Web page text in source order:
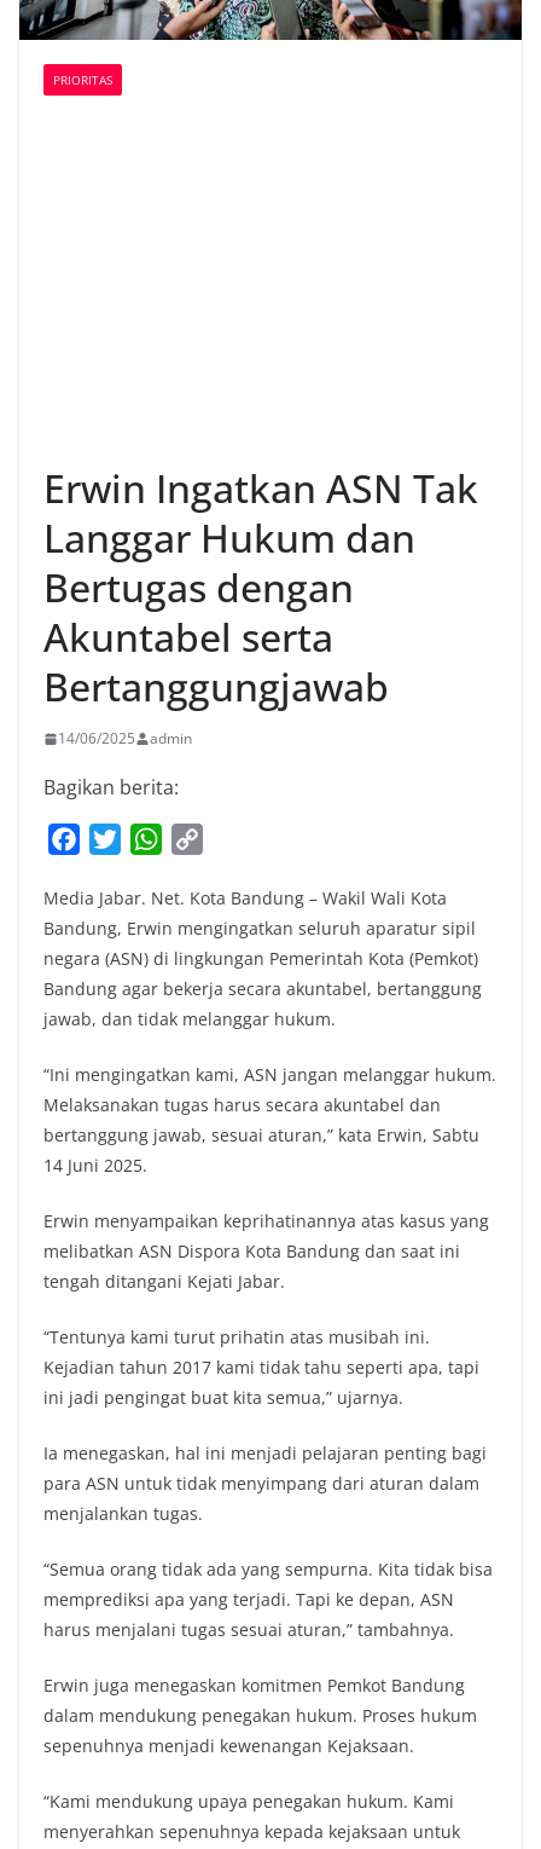
PRIORITAS
Erwin Ingatkan ASN Tak
Langgar Hukum dan
Bertugas dengan
Akuntabel serta
Bertanggungjawab
14/06/2025 admin
Bagikan berita:
c
e
b
o
o
i
t
e
r
W
a
t
s
A
p
p
y
L
i
n
Media Jabar. Net. Kota Bandung – Wakil Wali Kota
Bandung, Erwin mengingatkan seluruh aparatur sipil
negara (ASN) di lingkungan Pemerintah Kota (Pemkot)
Bandung agar bekerja secara akuntabel, bertanggung
jawab, dan tidak melanggar hukum.
“Ini mengingatkan kami, ASN jangan melanggar hukum.
Melaksanakan tugas harus secara akuntabel dan
bertanggung jawab, sesuai aturan,” kata Erwin, Sabtu
14 Juni 2025.
Erwin menyampaikan keprihatinannya atas kasus yang
melibatkan ASN Dispora Kota Bandung dan saat ini
tengah ditangani Kejati Jabar.
“Tentunya kami turut prihatin atas musibah ini.
Kejadian tahun 2017 kami tidak tahu seperti apa, tapi
ini jadi pengingat buat kita semua,” ujarnya.
Ia menegaskan, hal ini menjadi pelajaran penting bagi
para ASN untuk tidak menyimpang dari aturan dalam
menjalankan tugas.
“Semua orang tidak ada yang sempurna. Kita tidak bisa
memprediksi apa yang terjadi. Tapi ke depan, ASN
harus menjalani tugas sesuai aturan,” tambahnya.
Erwin juga menegaskan komitmen Pemkot Bandung
dalam mendukung penegakan hukum. Proses hukum
sepenuhnya menjadi kewenangan Kejaksaan.
“Kami mendukung upaya penegakan hukum. Kami
menyerahkan sepenuhnya kepada kejaksaan untuk